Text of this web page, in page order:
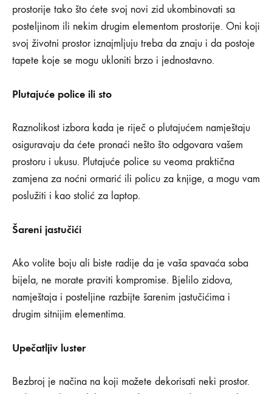
prostorije tako što ćete svoj novi zid ukombinovati sa
posteljinom ili nekim drugim elementom prostorije. Oni koji
svoj životni prostor iznajmljuju treba da znaju i da postoje
tapete koje se mogu ukloniti brzo i jednostavno.
Plutajuće police ili sto
Raznolikost izbora kada je riječ o plutajućem namještaju
osiguravaju da ćete pronaći nešto što odgovara vašem
prostoru i ukusu. Plutajuće police su veoma praktična
zamjena za noćni ormarić ili policu za knjige, a mogu vam
poslužiti i kao stolić za laptop.
Šareni jastučići
Ako volite boju ali biste radije da je vaša spavaća soba
bijela, ne morate praviti kompromise. Bjelilo zidova,
namještaja i posteljine razbijte šarenim jastučićima i
drugim sitnijim elementima.
Upečatljiv luster
Bezbroj je načina na koji možete dekorisati neki prostor.